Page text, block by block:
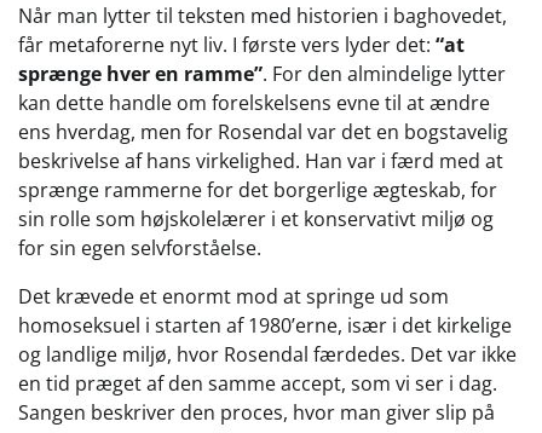
Når man lytter til teksten med historien i baghovedet,
får metaforerne nyt liv. I første vers lyder det: “at
sprænge hver en ramme”. For den almindelige lytter
kan dette handle om forelskelsens evne til at ændre
ens hverdag, men for Rosendal var det en bogstavelig
beskrivelse af hans virkelighed. Han var i færd med at
sprænge rammerne for det borgerlige ægteskab, for
sin rolle som højskolelærer i et konservativt miljø og
for sin egen selvforståelse.
Det krævede et enormt mod at springe ud som
homoseksuel i starten af 1980’erne, især i det kirkelige
og landlige miljø, hvor Rosendal færdedes. Det var ikke
en tid præget af den samme accept, som vi ser i dag.
Sangen beskriver den proces, hvor man giver slip på